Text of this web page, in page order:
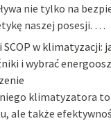
nie tylko na
naszej posesji. …
SCOP w klimatyzacji:
i wybrać
klimatyzatora
ale także